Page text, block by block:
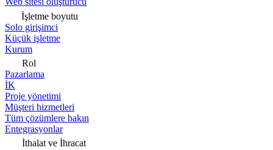
İşletme boyutu
Solo girişimci
Küçük işletme
Kurum
Rol
Pazarlama
İK
Proje yönetimi
Müşteri hizmetleri
Tüm çözümlere bakın
Entegrasyonlar
İthalat ve İhracat